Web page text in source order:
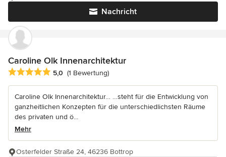
Nachricht
Caroline Olk Innenarchitektur
Durchschnittliche Bewertung: 5 von 5 Sternen
5,0 (1 Bewertung)
Caroline Olk Innenarchitektur… …steht für die Entwicklung von
ganzheitlichen Konzepten für die unterschiedlichsten Räume
des privaten und ö...
Mehr
Osterfelder Straße 24, 46236 Bottrop